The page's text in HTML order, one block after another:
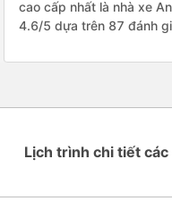
cao cấp nhất là nhà xe
4.6/5 dựa trên 87 đánh
Lịch trình chi tiết